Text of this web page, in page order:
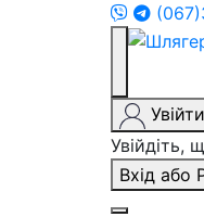
Увійти
Увійдіть,
Вхід або